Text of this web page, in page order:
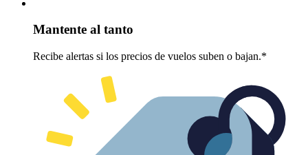
Mantente al tanto
Recibe alertas si los precios de vuelos suben o bajan.*